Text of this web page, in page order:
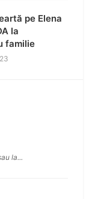
pe Elena
la
familie
la...